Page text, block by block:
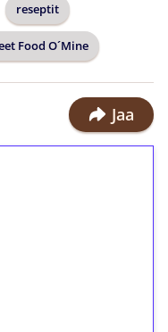
reseptit
Food O´Mine
Jaa